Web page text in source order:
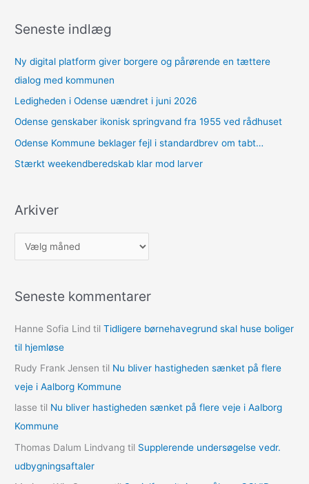
Seneste indlæg
Ny digital platform giver borgere og pårørende en tættere
dialog med kommunen
Ledigheden i Odense uændret i juni 2026
Odense genskaber ikonisk springvand fra 1955 ved rådhuset
Odense Kommune beklager fejl i standardbrev om tabt…
Stærkt weekendberedskab klar mod larver
Arkiver
r
i
e
r
Seneste kommentarer
Hanne Sofia Lind tilTidligere børnehavegrund skal huse boliger
til hjemløse
Rudy Frank Jensen til Nu bliver hastigheden sænket på flere
veje i Aalborg Kommune
lasse til Nu bliver hastigheden sænket på flere veje i Aalborg
Kommune
Thomas Dalum Lindvang til Supplerende undersøgelse vedr.
udbygningsaftaler